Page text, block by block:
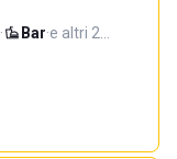
· Bar·e altri 2…